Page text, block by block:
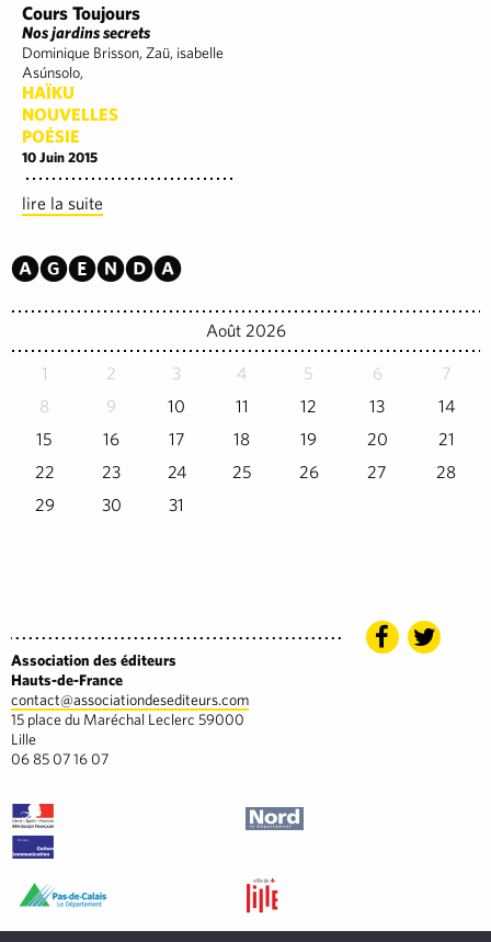
Cours Toujours
Nos jardins secrets
Dominique Brisson, Zaü, isabelle
Asúnsolo,
HAÏKU
NOUVELLES
POÉSIE
10 Juin 2015
lire la suite
Agenda
Août 2026
1 2 3 4 5 6
7
8
9 10 11 12 13
14
15
16 17 18 19 20
21
22
23 24 25 26 27
28
29
30 31
Association des éditeurs
Hauts-de-France
contact@associationdesediteurs.com
15 place du Maréchal Leclerc 59000
Lille
06 85 07 16 07